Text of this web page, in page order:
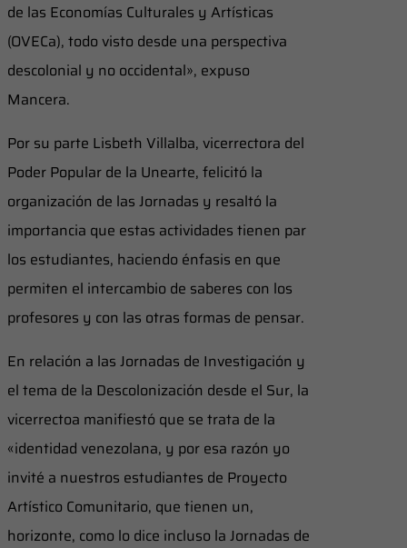
de las Economías Culturales y Artísticas
(OVECa), todo visto desde una perspectiva
descolonial y no occidental», expuso
Mancera.
Por su parte Lisbeth Villalba, vicerrectora del
Poder Popular de la Unearte, felicitó la
organización de las Jornadas y resaltó la
importancia que estas actividades tienen par
los estudiantes, haciendo énfasis en que
permiten el intercambio de saberes con los
profesores y con las otras formas de pensar.
En relación a las Jornadas de Investigación y
el tema de la Descolonización desde el Sur, la
vicerrectoa manifiestó que se trata de la
«identidad venezolana, y por esa razón yo
invité a nuestros estudiantes de Proyecto
Artístico Comunitario, que tienen un,
horizonte, como lo dice incluso la Jornadas de